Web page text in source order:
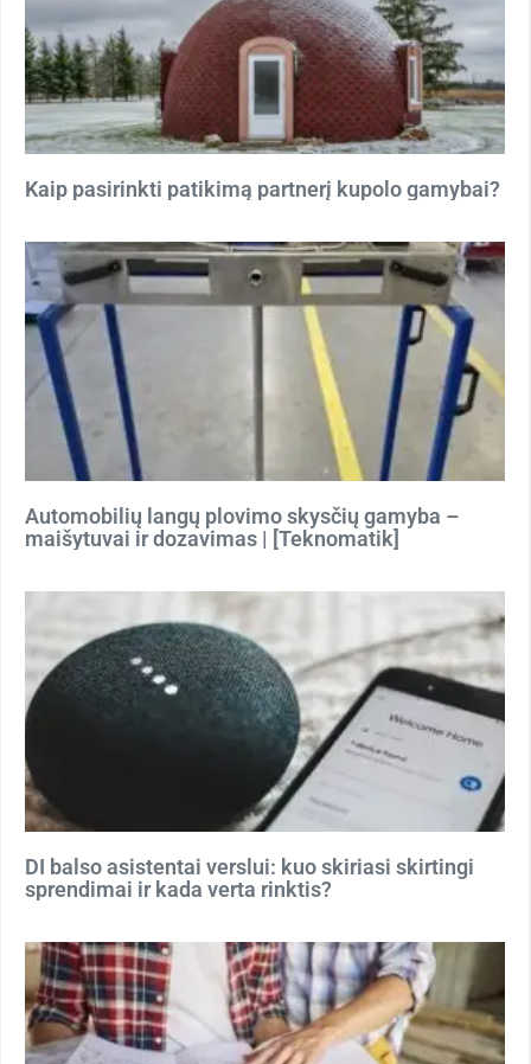
Kaip pasirinkti patikimą partnerį kupolo gamybai?
Automobilių langų plovimo skysčių gamyba –
maišytuvai ir dozavimas | [Teknomatik]
DI balso asistentai verslui: kuo skiriasi skirtingi
sprendimai ir kada verta rinktis?